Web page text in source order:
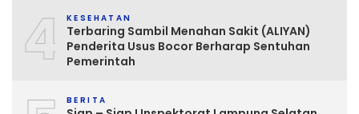
4 KESEHATAN
Terbaring Sambil Menahan Sakit (ALIYAN)
Penderita Usus Bocor Berharap Sentuhan
Pemerintah
BERITA